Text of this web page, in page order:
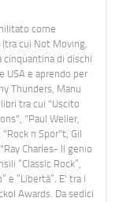
come
cui Not Moving,
cinquantina di dischi
USA e aprendo per
Thunders, Manu
tra cui "Uscito
"Paul Weller,
"Rock n Spor"t, Gil
Charles- Il genio
“Classic Rock”,
e “Libertà”. E' tra i
Awards. Da sedici